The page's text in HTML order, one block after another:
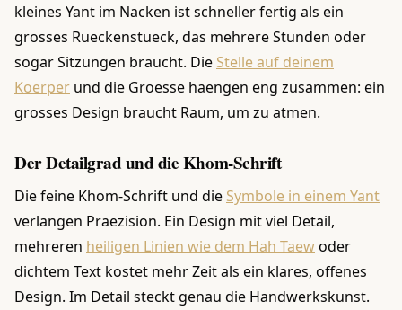
kleines Yant im Nacken ist schneller fertig als ein
grosses Rueckenstueck, das mehrere Stunden oder
sogar Sitzungen braucht. Die Stelle auf deinem
Koerper und die Groesse haengen eng zusammen: ein
grosses Design braucht Raum, um zu atmen.
Der Detailgrad und die Khom-Schrift
Die feine Khom-Schrift und die Symbole in einem Yant
verlangen Praezision. Ein Design mit viel Detail,
mehreren heiligen Linien wie dem Hah Taewoder
dichtem Text kostet mehr Zeit als ein klares, offenes
Design. Im Detail steckt genau die Handwerkskunst.